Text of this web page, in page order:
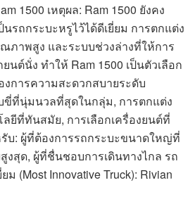
1500 เหตุผล: Ram 1500 ยังคง
รถกระบะหรูไว้ได้ดีเยี่ยม การตกแต่ง
าพสูง และระบบช่วงล่างที่ให้การ
ต์นั่ง ทำให้ Ram 1500 เป็นตัวเลือก
การความสะดวกสบายระดับ
ขี่ที่นุ่มนวลที่สุดในกลุ่ม, การตกแต่ง
ยีที่ทันสมัย, การเลือกเครื่องยนต์ที่
บ: ผู้ที่ต้องการรถกระบะขนาดใหญ่ที่
งสุด, ผู้ที่ชื่นชอบการเดินทางไกล รถ
(Most Innovative Truck): Rivian